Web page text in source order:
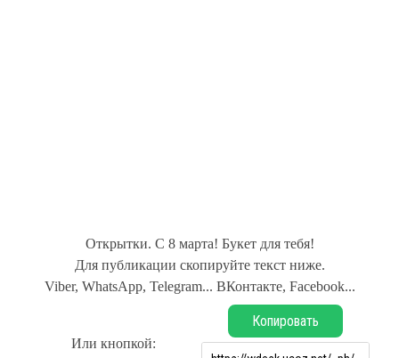
Открытки. С 8 марта! Букет для тебя!
Для публикации скопируйте текст ниже.
Viber, WhatsApp, Telegram... ВКонтакте, Facebook...
Или кнопкой:
Копировать